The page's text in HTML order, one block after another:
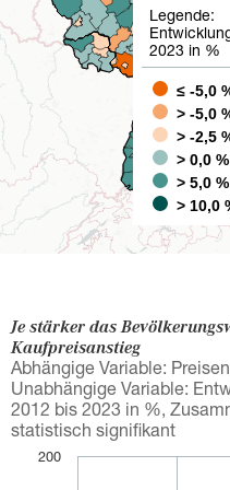
Legende:
2023 in %
≤ -5,0
> -5,0
> -2,5
> 0,0
> 5,0
> 10,0
Je stärker das
Kaufpreisanstieg
Abhängige Variable:
Unabhängige Variable:
2012 bis 2023 in %,
statistisch signifikant
200